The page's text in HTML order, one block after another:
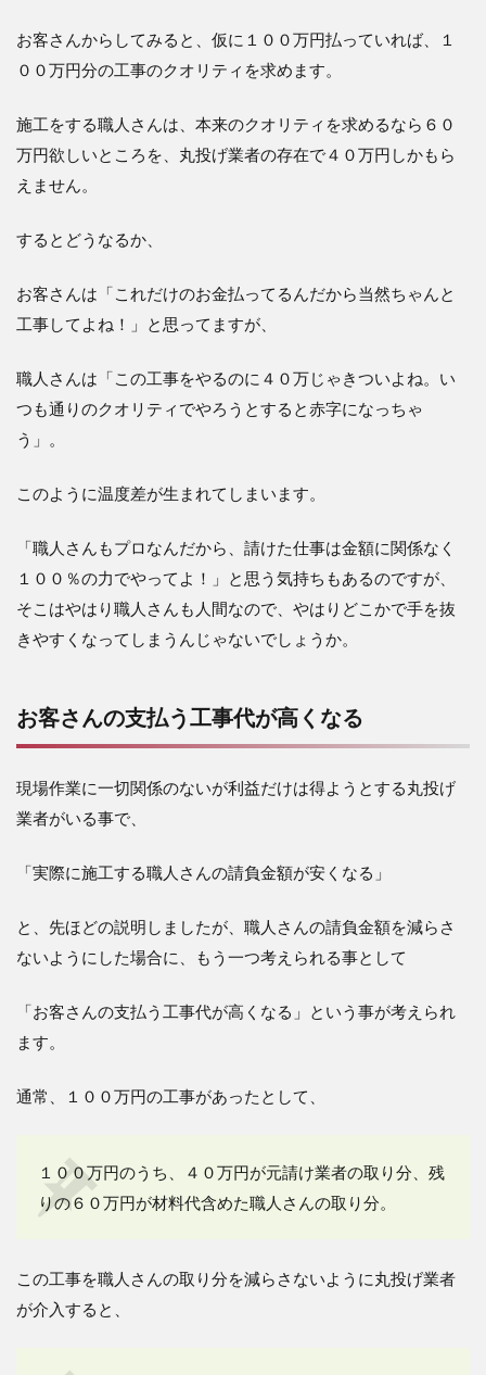
お客さんからしてみると、仮に１００万円払っていれば、１
００万円分の工事のクオリティを求めます。
施工をする職人さんは、本来のクオリティを求めるなら６０
万円欲しいところを、丸投げ業者の存在で４０万円しかもら
えません。
するとどうなるか、
お客さんは「これだけのお金払ってるんだから当然ちゃんと
工事してよね！」と思ってますが、
職人さんは「この工事をやるのに４０万じゃきついよね。い
つも通りのクオリティでやろうとすると赤字になっちゃ
う」。
このように温度差が生まれてしまいます。
「職人さんもプロなんだから、請けた仕事は金額に関係なく
１００％の力でやってよ！」と思う気持ちもあるのですが、
そこはやはり職人さんも人間なので、やはりどこかで手を抜
きやすくなってしまうんじゃないでしょうか。
お客さんの支払う工事代が高くなる
現場作業に一切関係のないが利益だけは得ようとする丸投げ
業者がいる事で、
「実際に施工する職人さんの請負金額が安くなる」
と、先ほどの説明しましたが、職人さんの請負金額を減らさ
ないようにした場合に、もう一つ考えられる事として
「お客さんの支払う工事代が高くなる」という事が考えられ
ます。
通常、１００万円の工事があったとして、
１００万円のうち、４０万円が元請け業者の取り分、残
りの６０万円が材料代含めた職人さんの取り分。
この工事を職人さんの取り分を減らさないように丸投げ業者
が介入すると、